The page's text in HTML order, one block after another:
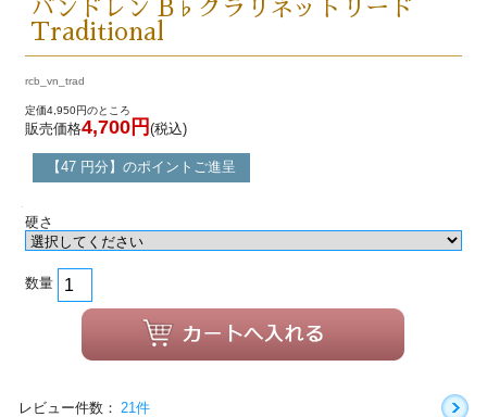
バンドレン B♭クラリネットリード
Traditional
rcb_vn_trad
定価4,950円のところ
販売価格4,700円 (税込)
【47 円分】のポイントご進呈
硬さ
数量
レビュー件数： 21件